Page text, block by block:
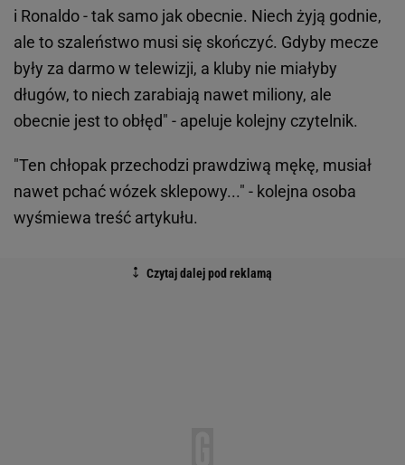
i Ronaldo - tak samo jak obecnie. Niech żyją godnie,
ale to szaleństwo musi się skończyć. Gdyby mecze
były za darmo w telewizji, a kluby nie miałyby
długów, to niech zarabiają nawet miliony, ale
obecnie jest to obłęd" - apeluje kolejny czytelnik.
"Ten chłopak przechodzi prawdziwą mękę, musiał
nawet pchać wózek sklepowy..." - kolejna osoba
wyśmiewa treść artykułu.